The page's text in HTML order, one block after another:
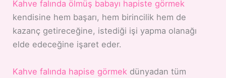
Kahve falında ölmüş babayı hapiste görmek
kendisine hem başarı, hem birincilik hem de
kazanç getireceğine, istediği işi yapma olanağı
elde edeceğine işaret eder.
Kahve falında hapise görmek dünyadan tüm